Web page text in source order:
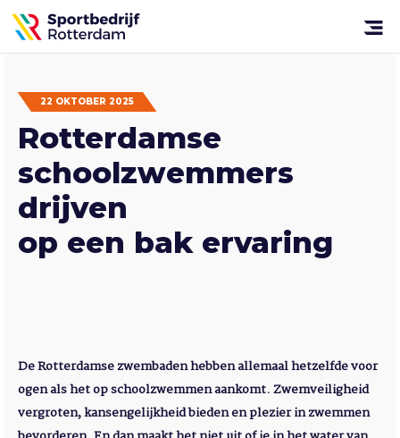
Open
Sportbedrijf
Rotterdam
22 OKTOBER 2025
Rotterdamse
schoolzwemmers
drijven
op een bak ervaring
De Rotterdamse zwembaden hebben allemaal hetzelfde voor
ogen als het op schoolzwemmen aankomt. Zwemveiligheid
vergroten, kansengelijkheid bieden en plezier in zwemmen